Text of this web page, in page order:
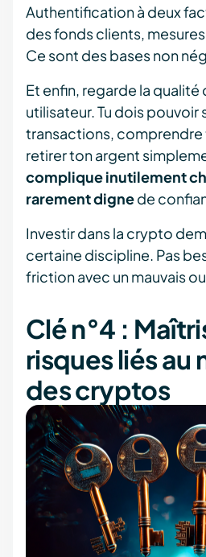
Authentification à deux
des fonds clients,
Ce sont des bases non
Et enfin, regarde la qualité
utilisateur. Tu dois pouvoir
transactions,
retirer ton argent
complique inutilement
rarement dignede
Investir dans la crypto
certaine discipline. Pas
friction avec un mauvais
Clé n°4 :
risques liés au
des cryptos